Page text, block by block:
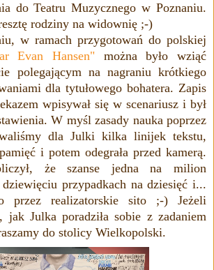
do Teatru Muzycznego w Poznaniu.
rodziny na widownię ;-)
w ramach przygotowań do polskiej
Evan Hansen" można było wziąć
polegającym na nagraniu krótkiego
dla tytułowego bohatera. Zapis
wpisywał się w scenariusz i był
W myśl zasady nauka poprzez
dla Julki kilka linijek tekstu,
i potem odegrała przed kamerą.
że szanse jedna na milion
przypadkach na dziesięć i...
przez realizatorskie sito ;-) Jeżeli
jak Julka poradziła sobie z zadaniem
do stolicy Wielkopolski.